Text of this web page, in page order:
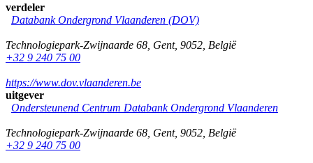
verdeler
Databank Ondergrond Vlaanderen (DOV)
Technologiepark-Zwijnaarde 68 Gent, 9052 België
+32 9 240 75 00
https://www.dov.vlaanderen.be
uitgever
Ondersteunend Centrum Databank Ondergrond Vlaanderen
Technologiepark-Zwijnaarde 68 Gent, 9052 België
+32 9 240 75 00